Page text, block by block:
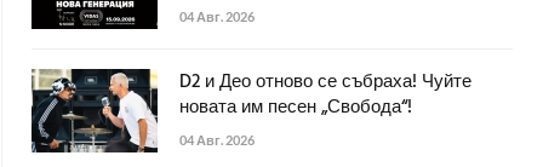
04 Авг. 2026
D2 и Део отново се събраха! Чуйте
новата им песен „Свобода“!
04 Авг. 2026